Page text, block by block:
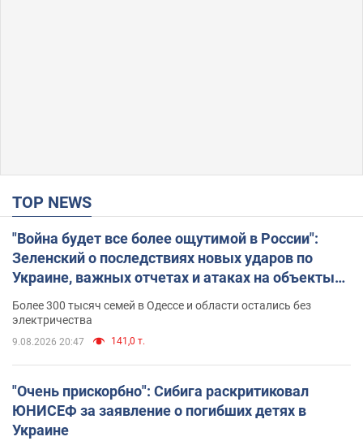
TOP NEWS
"Война будет все более ощутимой в России":
Зеленский о последствиях новых ударов по
Украине, важных отчетах и атаках на объекты
противника. Видео
Более 300 тысяч семей в Одессе и области остались без
электричества
9.08.2026 20:47 141,0 т.
"Очень прискорбно": Сибига раскритиковал
ЮНИСЕФ за заявление о погибших детях в
Украине